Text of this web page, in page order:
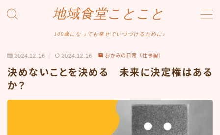
地域食堂ことこと
100歳になっても幸せでいつづけるために♪
2024.12.16 2024.12.16 おかみの日常（仕事編）
決めないことを決める 未来に決定権はある
か？